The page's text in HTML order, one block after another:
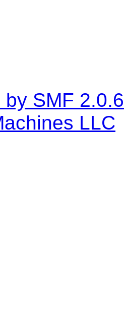
by SMF 2.0.6
LLC